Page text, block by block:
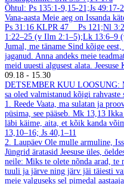
Õhtul: Ps 135:1-9,15-21;Js
Vana-aasta Meie aeg on Issanda
Ps 31:16 KLPR 47
Ps 121;Nl
1:22–25 (v Ilm 2:1–5);Lk 13:6–9
Jumal, me täname Sind kõige
jaganud. Anna andeks meie
meid uuesti algusest alata.
09.18 - 15.30
DETSEMBER KUU LOOSUNG:
sa oled valmistanud kõigi rahvaste
1. Reede Vaata, ma sulatan ja
püsima, see pääseb. Mk 13,13 Ikka
läbi käime, aita, et kõik kanda
13,10–16; Js 40,1–11
2. Laupäev Ole mulle armuline,
Jüngrid äratasid Jeesuse üles,
neile: Miks te olete nõnda arad, te
tuuli ja järve ning järv jäi täiesti
meie valguseks sel pimedal